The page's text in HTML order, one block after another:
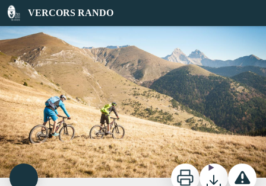
VERCORS RANDO
Combefère (Vercors Diois N°63)
VTT au col de la croix - David Boudin-Focus Outdoor
ImprimerTéléchargerSignaler